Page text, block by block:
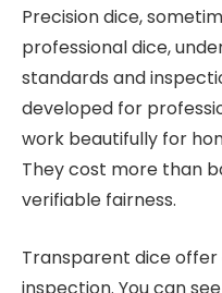
Precision dice,
professional dice,
standards and
developed for
work beautifully for
They cost more than
verifiable fairness.
Transparent dice